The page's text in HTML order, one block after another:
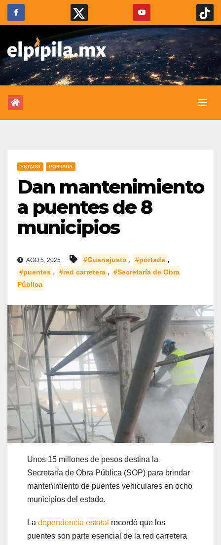
ESTADO PORTADA
Dan mantenimiento
a puentes de 8
municipios
AGO 5, 2025 #Guanajuato , #portada ,
#puentes , #red carretera , #Secretaría de Obra
Pública
Unos 15 millones de pesos destina la
Secretaría de Obra Pública (SOP) para brindar
mantenimiento de puentes vehiculares en ocho
municipios del estado.
La dependencia estatal recordó que los
puentes son parte esencial de la red carretera